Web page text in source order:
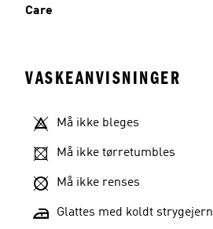
Care
VASKEANVISNINGER
Må ikke bleges
Må ikke tørretumbles
Må ikke renses
Glattes med koldt strygejern